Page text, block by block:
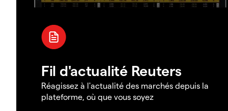
Fil d'actualité Reuters
Réagissez à l'actualité des marchés depuis la
plateforme, où que vous soyez